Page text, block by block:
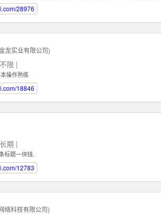
材； 6、负责公司产品包括网页和手机应用程序等的人机交互
位要求： 1、一年以上相关专业工作经验。 2、熟练使用设计
28976
龙实业有限公司)
限 |
操作熟练
18846
期 |
标题一块钱.
12783
络科技有限公司)